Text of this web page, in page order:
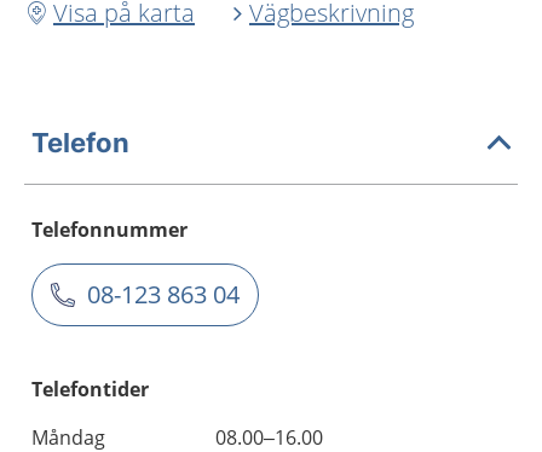
Visa på karta
Vägbeskrivning
Telefon
Telefonnummer
08-123 863 04
Telefontider
Måndag
08.00–16.00